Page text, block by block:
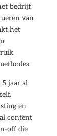
bedrijf,
van
het
5 jaar al
en
content
off die